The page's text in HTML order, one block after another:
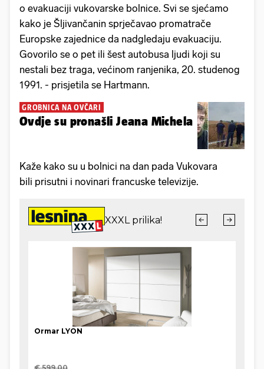
o evakuaciji vukovarske bolnice. Svi se sjećamo
kako je Šljivančanin sprječavao promatrače
Europske zajednice da nadgledaju evakuaciju.
Govorilo se o pet ili šest autobusa ljudi koji su
nestali bez traga, većinom ranjenika, 20. studenog
1991. - prisjetila se Hartmann.
GROBNICA NA OVČARI
Ovdje su pronašli Jeana Michela
Kaže kako su u bolnici na dan pada Vukovara
bili prisutni i novinari francuske televizije.